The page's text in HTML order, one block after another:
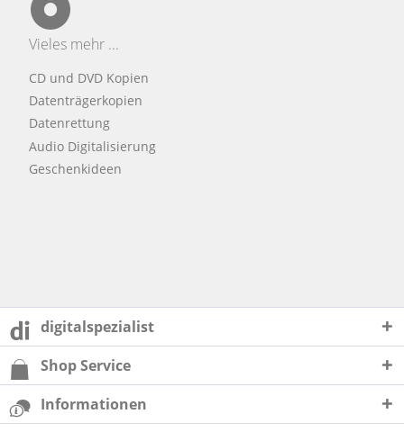
Vieles mehr ...
CD und DVD Kopien
Datenträgerkopien
Datenrettung
Audio Digitalisierung
Geschenkideen
digitalspezialist
Shop Service
Informationen